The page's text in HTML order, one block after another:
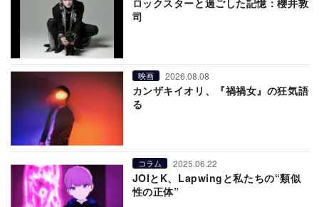
ロックスターと過ごした記憶：櫻井敦
司
映画 2026.08.08
カンザキイオリ、『禍禍女』の狂気語
る
コラム 2025.06.22
JOIとK、Lapwingと私たちの“類似
性の正体”